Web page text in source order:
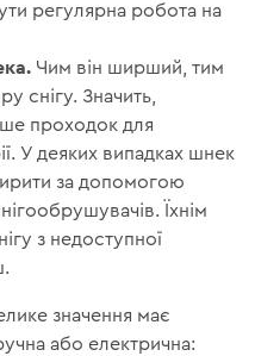
регулярна робота на
Чим він ширший, тим
снігу. Значить,
проходок для
У деяких випадках шнек
за допомогою
Їхнім
з недоступної
значення має
або електрична: